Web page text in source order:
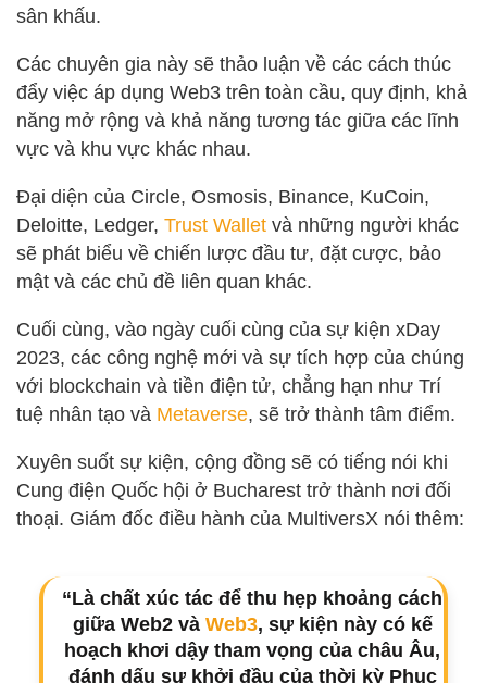
sân khấu.
Các chuyên gia này sẽ thảo luận về các cách thúc
đẩy việc áp dụng Web3 trên toàn cầu, quy định, khả
năng mở rộng và khả năng tương tác giữa các lĩnh
vực và khu vực khác nhau.
Đại diện của Circle, Osmosis, Binance, KuCoin,
Deloitte, Ledger, Trust Wallet và những người khác
sẽ phát biểu về chiến lược đầu tư, đặt cược, bảo
mật và các chủ đề liên quan khác.
Cuối cùng, vào ngày cuối cùng của sự kiện xDay
2023, các công nghệ mới và sự tích hợp của chúng
với blockchain và tiền điện tử, chẳng hạn như Trí
tuệ nhân tạo và Metaverse, sẽ trở thành tâm điểm.
Xuyên suốt sự kiện, cộng đồng sẽ có tiếng nói khi
Cung điện Quốc hội ở Bucharest trở thành nơi đối
thoại. Giám đốc điều hành của MultiversX nói thêm:
“Là chất xúc tác để thu hẹp khoảng cách
giữa Web2 và Web3, sự kiện này có kế
hoạch khơi dậy tham vọng của châu Âu,
đánh dấu sự khởi đầu của thời kỳ Phục